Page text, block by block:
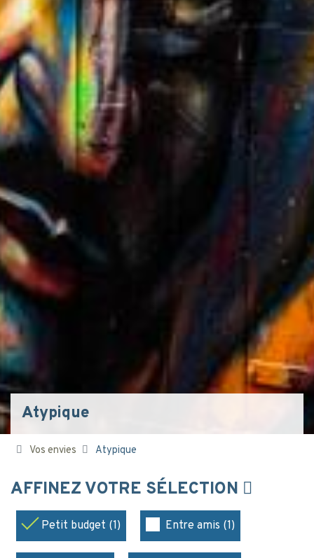
Atypique
Vos envies Atypique
AFFINEZ VOTRE SÉLECTION
Petit budget (1) Entre amis (1)